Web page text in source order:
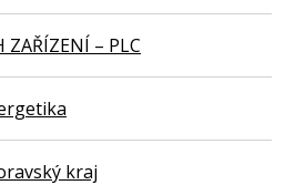
– PLC
kraj